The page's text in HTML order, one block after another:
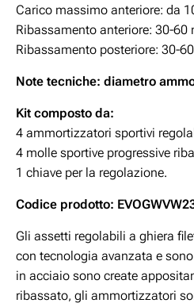
Carico massimo anteriore: da
Ribassamento anteriore: 30-60
Ribassamento posteriore: 30-60
Note tecniche: diametro
Kit composto da:
4 ammortizzatori sportivi
4 molle sportive progressive
1 chiave per la regolazione.
Codice prodotto:
Gli assetti regolabili a ghiera
con tecnologia avanzata e
in acciaio sono create
ribassato, gli ammortizzatori